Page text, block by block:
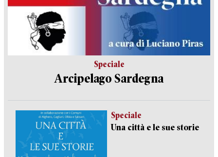
Speciale
Arcipelago Sardegna
Speciale
Una città e le sue storie